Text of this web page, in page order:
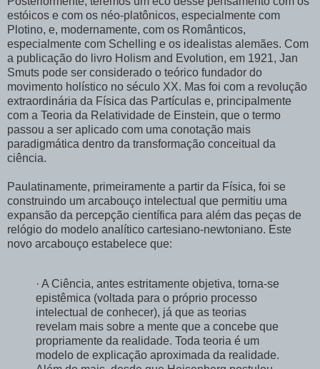
estóicos e com os néo-platônicos, especialmente com
Plotino, e, modernamente, com os Românticos,
especialmente com Schelling e os idealistas alemães. Com
a publicação do livro Holism and Evolution, em 1921, Jan
Smuts pode ser considerado o teórico fundador do
movimento holístico no século XX. Mas foi com a revolução
extraordinária da Física das Partículas e, principalmente
com a Teoria da Relatividade de Einstein, que o termo
passou a ser aplicado com uma conotação mais
paradigmática dentro da transformação conceitual da
ciência.
Paulatinamente, primeiramente a partir da Física, foi se
construindo um arcabouço intelectual que permitiu uma
expansão da percepção científica para além das peças de
relógio do modelo analítico cartesiano-newtoniano. Este
novo arcabouço estabelece que:
· A Ciência, antes estritamente objetiva, torna-se
epistêmica (voltada para o próprio processo
intelectual de conhecer), já que as teorias
revelam mais sobre a mente que a concebe que
propriamente da realidade. Toda teoria é um
modelo de explicação aproximada da realidade.